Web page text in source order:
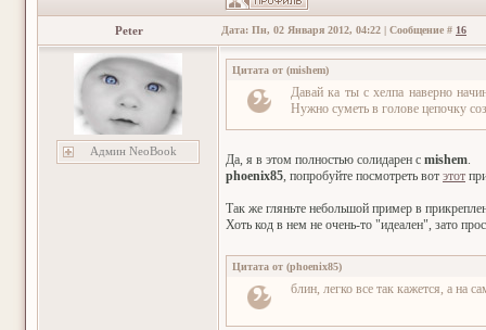
Peter Дата: Пн, 02 Января 2012, 04:22 | Сообщение # 16
Админ NeoBook
Цитата от (mishem)
Давай ка ты с хелпа наверно
Нужно суметь в голове цепочку
Да, я в этом полностью солидарен с mishem.
phoenix85, попробуйте посмотреть вот этот
Так же гляньте небольшой пример в
Хоть код в нем не очень-то "идеален", зато
Цитата от (phoenix85)
блин, легко все так кажется, а на